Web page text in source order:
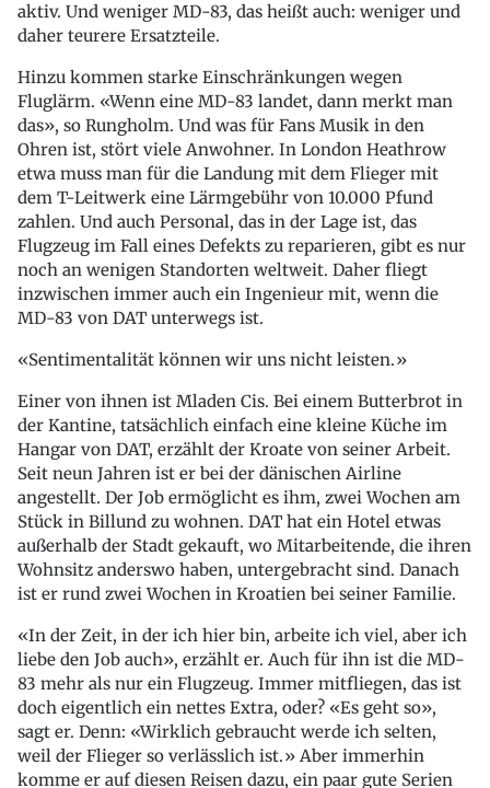
aktiv. Und weniger MD-83, das heißt auch: weniger und
daher teurere Ersatzteile.
Hinzu kommen starke Einschränkungen wegen
Fluglärm. «Wenn eine MD-83 landet, dann merkt man
das», so Rungholm. Und was für Fans Musik in den
Ohren ist, stört viele Anwohner. In London Heathrow
etwa muss man für die Landung mit dem Flieger mit
dem T-Leitwerk eine Lärmgebühr von 10.000 Pfund
zahlen. Und auch Personal, das in der Lage ist, das
Flugzeug im Fall eines Defekts zu reparieren, gibt es nur
noch an wenigen Standorten weltweit. Daher fliegt
inzwischen immer auch ein Ingenieur mit, wenn die
MD-83 von DAT unterwegs ist.
Sentimentalität können wir uns nicht leisten.
Einer von ihnen ist Mladen Cis. Bei einem Butterbrot in
der Kantine, tatsächlich einfach eine kleine Küche im
Hangar von DAT, erzählt der Kroate von seiner Arbeit.
Seit neun Jahren ist er bei der dänischen Airline
angestellt. Der Job ermöglicht es ihm, zwei Wochen am
Stück in Billund zu wohnen. DAT hat ein Hotel etwas
außerhalb der Stadt gekauft, wo Mitarbeitende, die ihren
Wohnsitz anderswo haben, untergebracht sind. Danach
ist er rund zwei Wochen in Kroatien bei seiner Familie.
«In der Zeit, in der ich hier bin, arbeite ich viel, aber ich
liebe den Job auch», erzählt er. Auch für ihn ist die MD-
83 mehr als nur ein Flugzeug. Immer mitfliegen, das ist
doch eigentlich ein nettes Extra, oder? «Es geht so»,
sagt er. Denn: «Wirklich gebraucht werde ich selten,
weil der Flieger so verlässlich ist.» Aber immerhin
komme er auf diesen Reisen dazu, ein paar gute Serien